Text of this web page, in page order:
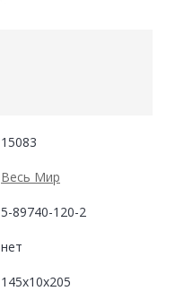
15083
Весь Мир
5-89740-120-2
нет
145x10x205